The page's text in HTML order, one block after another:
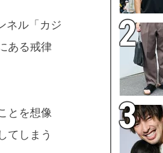
ネル「カジ
ある戒律
とを想像
てしまう